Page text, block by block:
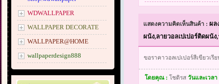
WDWALLPAPER
WALLPAPER DECORATE
WALLPAPER@HOME
wallpaperdesign888
แสดงความคิดเห็นสินค้า : ผล
ผนัง,ลายวอลเปเปอร์ติดผนั
ขอราคาวอลเปเปอร์สีเขียวเ
โดยคุณ : โชติรส วันและเวล